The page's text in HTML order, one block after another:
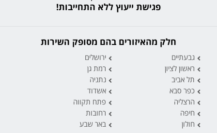
פגישת ייעוץ ללא התחייבות!
חלק מהאיזורים בהם מסופק השירות
גבעתיים
ירושלים
ראשון לציון
רמת גן
תל אביב
נתניה
כפר סבא
אשדוד
הרצליה
פתח תקווה
חיפה
רחובות
חולון
באר שבע